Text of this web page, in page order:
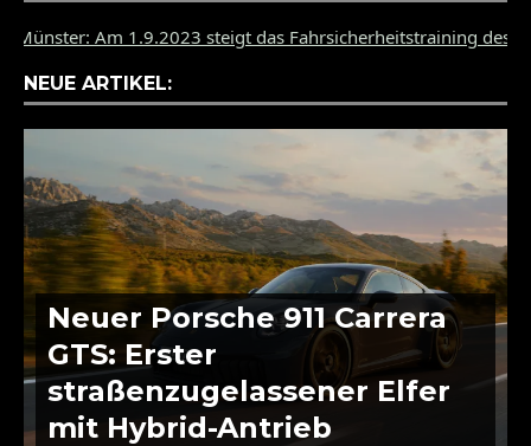
Am 1.9.2023 steigt das Fahrsicherheitstraining des PZ
NEUE ARTIKEL:
Neuer Porsche 911 Carrera
GTS: Erster
straßenzugelassener Elfer
mit Hybrid-Antrieb